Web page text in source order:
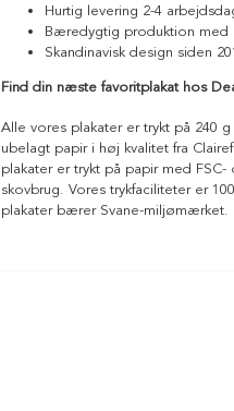
Hurtig levering 2-4
Bæredygtig produktion med
Skandinavisk design siden
Find din næste favoritplakat hos
Alle vores plakater er trykt på 240
ubelagt papir i høj kvalitet fra
plakater er trykt på papir med
skovbrug. Vores trykfaciliteter er
plakater bærer Svane-miljømærket.